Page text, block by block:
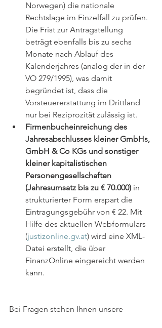
Norwegen) die nationale
Rechtslage im Einzelfall zu prüfen.
Die Frist zur Antragstellung
beträgt ebenfalls bis zu sechs
Monate nach Ablauf des
Kalenderjahres (analog der in der
VO 279/1995), was damit
begründet ist, dass die
Vorsteuererstattung im Drittland
nur bei Reziprozität zulässig ist.
Firmenbucheinreichung des
Jahresabschlusses kleiner GmbHs,
GmbH & Co KGs und sonstiger
kleiner kapitalistischen
Personengesellschaften
(Jahresumsatz bis zu € 70.000) in
strukturierter Form erspart die
Eintragungsgebühr von € 22. Mit
Hilfe des aktuellen Webformulars
(justizonline.gv.at) wird eine XML-
Datei erstellt, die über
FinanzOnline eingereicht werden
kann.
Bei Fragen stehen Ihnen unsere